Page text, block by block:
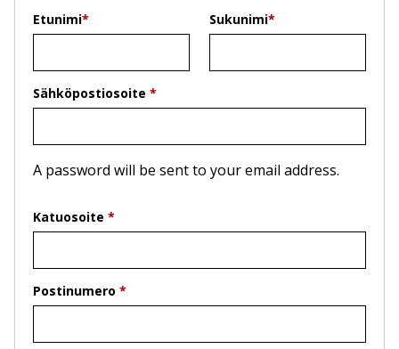
Etunimi* Sukunimi*
Sähköpostiosoite *
A password will be sent to your email address.
Katuosoite *
Postinumero *